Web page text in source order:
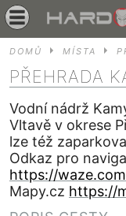
DOMŮ MÍSTA
PŘEHRADA
Vodní nádrž
Vltavě v okrese
lze též
Odkaz pro
https://
Mapy.cz https://